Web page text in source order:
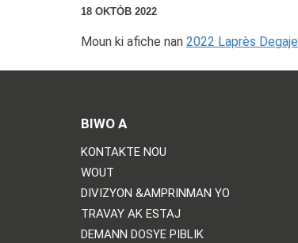
18 OKTÒB 2022
Moun ki afiche nan 2022 Laprès Degaje
BIWO A
KONTAKTE NOU
WOUT
DIVIZYON &AMPRINMAN YO
TRAVAY AK ESTAJ
DEMANN DOSYE PIBLIK